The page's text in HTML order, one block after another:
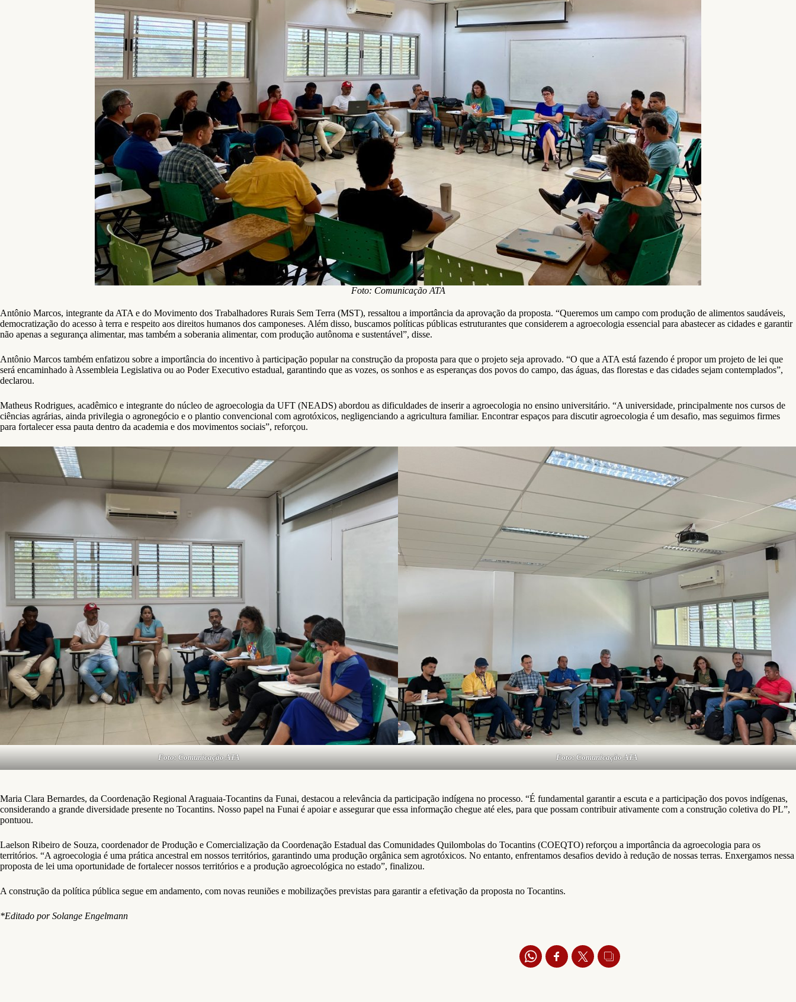
Foto: Comunicação ATA
Antônio Marcos, integrante da ATA e do Movimento dos Trabalhadores Rurais Sem Terra (MST), ressaltou a importância da aprovação da proposta. “Queremos um campo com produção de alimentos saudáveis,
democratização do acesso à terra e respeito aos direitos humanos dos camponeses. Além disso, buscamos políticas públicas estruturantes que considerem a agroecologia essencial para abastecer as cidades e garantir
não apenas a segurança alimentar, mas também a soberania alimentar, com produção autônoma e sustentável”, disse.
Antônio Marcos também enfatizou sobre a importância do incentivo à participação popular na construção da proposta para que o projeto seja aprovado. “O que a ATA está fazendo é propor um projeto de lei que
será encaminhado à Assembleia Legislativa ou ao Poder Executivo estadual, garantindo que as vozes, os sonhos e as esperanças dos povos do campo, das águas, das florestas e das cidades sejam contemplados”,
declarou.
Matheus Rodrigues, acadêmico e integrante do núcleo de agroecologia da UFT (NEADS) abordou as dificuldades de inserir a agroecologia no ensino universitário. “A universidade, principalmente nos cursos de
ciências agrárias, ainda privilegia o agronegócio e o plantio convencional com agrotóxicos, negligenciando a agricultura familiar. Encontrar espaços para discutir agroecologia é um desafio, mas seguimos firmes
para fortalecer essa pauta dentro da academia e dos movimentos sociais”, reforçou.
Foto: Comunicação ATA Foto: Comunicação ATA
Maria Clara Bernardes, da Coordenação Regional Araguaia-Tocantins da Funai, destacou a relevância da participação indígena no processo. “É fundamental garantir a escuta e a participação dos povos indígenas,
considerando a grande diversidade presente no Tocantins. Nosso papel na Funai é apoiar e assegurar que essa informação chegue até eles, para que possam contribuir ativamente com a construção coletiva do PL”,
pontuou.
Laelson Ribeiro de Souza, coordenador de Produção e Comercialização da Coordenação Estadual das Comunidades Quilombolas do Tocantins (COEQTO) reforçou a importância da agroecologia para os
territórios. “A agroecologia é uma prática ancestral em nossos territórios, garantindo uma produção orgânica sem agrotóxicos. No entanto, enfrentamos desafios devido à redução de nossas terras. Enxergamos nessa
proposta de lei uma oportunidade de fortalecer nossos territórios e a produção agroecológica no estado”, finalizou.
A construção da política pública segue em andamento, com novas reuniões e mobilizações previstas para garantir a efetivação da proposta no Tocantins.
*Editado por Solange Engelmann